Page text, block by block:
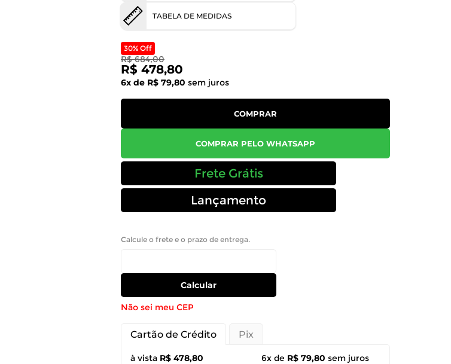
TABELA DE MEDIDAS
30% Off
R$ 684,00
R$ 478,80
6x de R$ 79,80 sem juros
COMPRAR
COMPRAR PELO WHATSAPP
Frete Grátis
Lançamento
Calcule o frete e o prazo de entrega.
Calcular
Não sei meu CEP
Cartão de Crédito Pix
à vista R$ 478,80
6x de R$ 79,80 sem juros